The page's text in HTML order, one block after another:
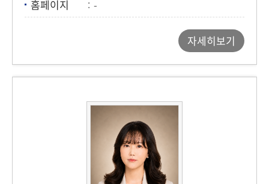
홈페이지
-
자세히보기